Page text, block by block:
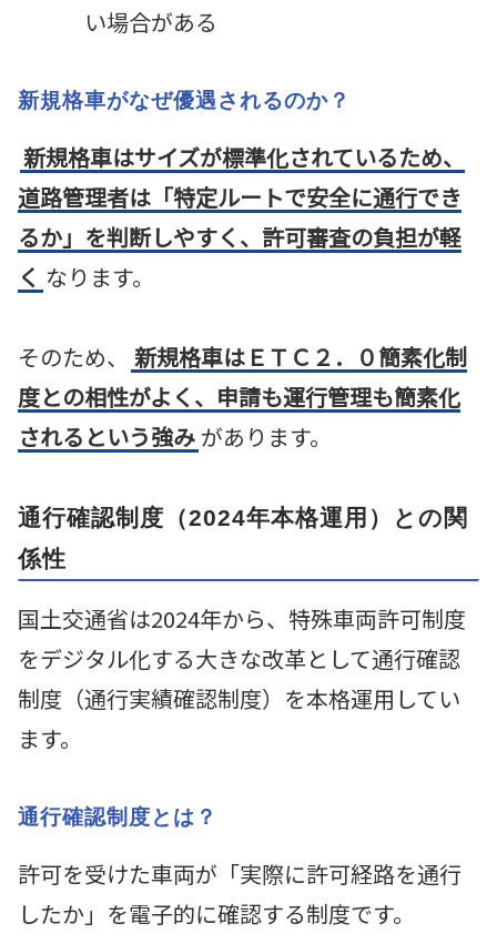
い場合がある
新規格車がなぜ優遇されるのか？
新規格車はサイズが標準化されているため、
道路管理者は「特定ルートで安全に通行でき
るか」を判断しやすく、許可審査の負担が軽
く なります。
そのため、
新規格車はＥＴＣ２．０簡素化制
度との相性がよく、申請も運行管理も簡素化
されるという強み があります。
通行確認制度（2024年本格運用）との関
係性
国土交通省は2024年から、特殊車両許可制度
をデジタル化する大きな改革として通行確認
制度（通行実績確認制度）を本格運用してい
ます。
通行確認制度とは？
許可を受けた車両が「実際に許可経路を通行
したか」を電子的に確認する制度です。